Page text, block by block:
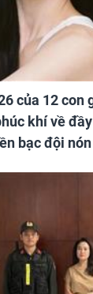
của 12 con
khí về
bạc đội